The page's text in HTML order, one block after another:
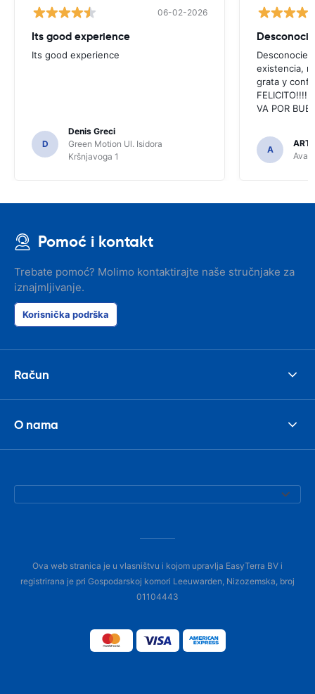
06-02-2026
Its good experience
Its good experience
D
Denis Greci
Green Motion Ul. Isidora
Kršnjavoga 1
existencia,
grata y
FELICITO!!!!,
VA POR
A
Pomoć i kontakt
Trebate pomoć? Molimo kontaktirajte naše stručnjake za
iznajmljivanje.
Korisnička podrška
Račun
O nama
Ova web stranica je u vlasništvu i kojom upravlja EasyTerra BV i
registrirana je pri Gospodarskoj komori Leeuwarden, Nizozemska, broj
01104443